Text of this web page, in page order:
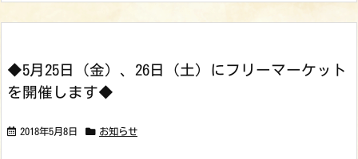
◆5月25日（金）、26日（土）にフリーマーケット
を開催します◆
2018年5月8日 お知らせ